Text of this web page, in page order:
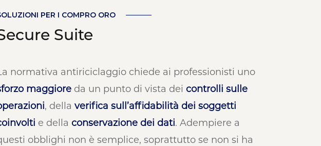
PER I COMPRO ORO
Suite
normativa antiriciclaggio chiede ai professionisti uno
maggiore da un punto di vista dei controlli sulle
, della verifica sull’affidabilità dei soggetti
e della conservazione dei dati. Adempiere a
obblighi non è semplice, soprattutto se non si ha